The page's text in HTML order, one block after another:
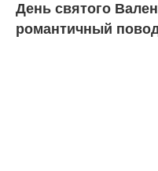
День святого
романтичный